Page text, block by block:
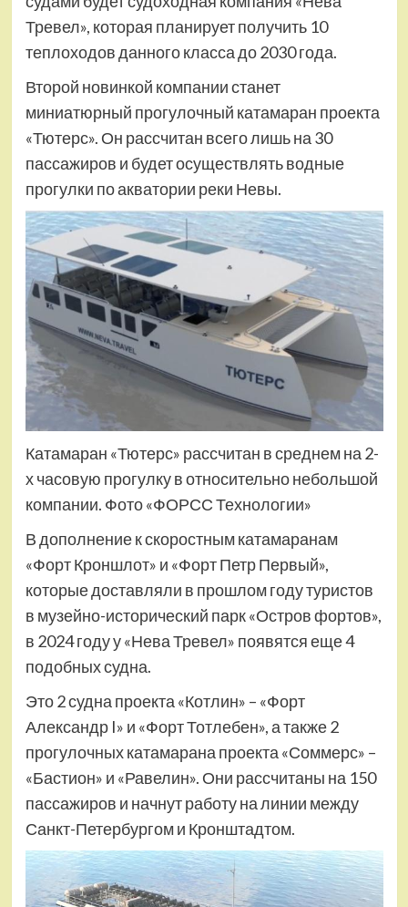
Тревел», которая планирует получить 10
теплоходов данного класса до 2030 года.
Второй новинкой компании станет
миниатюрный прогулочный катамаран проекта
«Тютерс». Он рассчитан всего лишь на 30
пассажиров и будет осуществлять водные
прогулки по акватории реки Невы.
Катамаран «Тютерс» рассчитан в среднем на 2-
х часовую прогулку в относительно небольшой
компании. Фото «ФОРСС Технологии»
В дополнение к скоростным катамаранам
«Форт Кроншлот» и «Форт Петр Первый»,
которые доставляли в прошлом году туристов
в музейно-исторический парк «Остров фортов»,
в 2024 году у «Нева Тревел» появятся еще 4
подобных судна.
Это 2 судна проекта «Котлин» – «Форт
Александр I» и «Форт Тотлебен», а также 2
прогулочных катамарана проекта «Соммерс» –
«Бастион» и «Равелин». Они рассчитаны на 150
пассажиров и начнут работу на линии между
Санкт-Петербургом и Кронштадтом.